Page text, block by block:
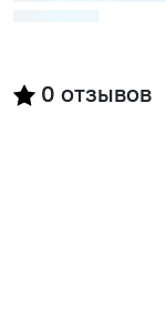
0 отзывов